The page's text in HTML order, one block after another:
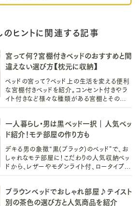
のヒントに関連する記事
宮って何？宮棚付きベッドのおすすめと間
違えない選び方【枕元に収納】
ベッドの宮って？ベッド上の生活を変える便利
な宮棚付きベッドを紹介。コンセント付きやラ
イト付きなど様々な種類がある宮棚とその選
一人暮らし・男は黒ベッド一択｜人気ベッ
ド紹介！モテ部屋の作り方も
デキる男の象徴“黒(ブラック)のベッド”で、お
しゃれなモテ部屋に！こだわりの人気収納ベッ
ドから、レザーやモダンライト付、ロータイプな
ブラウンベッドでおしゃれ部屋♪テイスト
別の茶色の選び方と人気商品を紹介